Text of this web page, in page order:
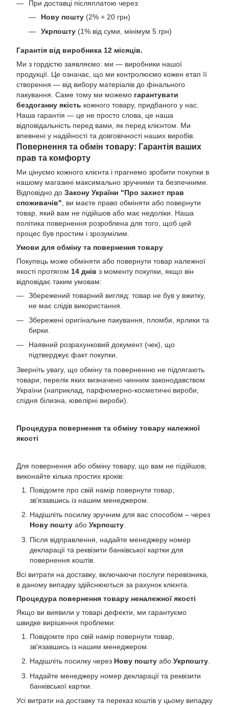
При доставці післяплатою через:
Нову пошту (2% + 20 грн)
Укрпошту (1% від суми, мінімум 5 грн)
Гарантія від виробника 12 місяців.
Ми з гордістю заявляємо: ми — виробники нашої
продукції. Це означає, що ми контролюємо кожен етап її
створення — від вибору матеріалів до фінального
пакування. Саме тому ми можемо гарантувати
бездоганну якість кожного товару, придбаного у нас.
Наша гарантія — це не просто слова, це наша
відповідальність перед вами, як перед клієнтом. Ми
впевнені у надійності та довговічності наших виробів.
Повернення та обмін товару: Гарантія ваших
прав та комфорту
Ми цінуємо кожного клієнта і прагнемо зробити покупки в
нашому магазині максимально зручними та безпечними.
Відповідно до Закону України "Про захист прав
споживачів" , ви маєте право обміняти або повернути
товар, який вам не підійшов або має недоліки. Наша
політика повернення розроблена для того, щоб цей
процес був простим і зрозумілим.
Умови для обміну та повернення товару
Покупець може обміняти або повернути товар належної
якості протягом 14 днів з моменту покупки, якщо він
відповідає таким умовам:
Збережений товарний вигляд: товар не був у вжитку,
не має слідів використання.
Збережені оригінальне пакування, пломби, ярлики та
бирки.
Наявний розрахунковий документ (чек), що
підтверджує факт покупки.
Зверніть увагу, що обміну та поверненню не підлягають
товари, перелік яких визначено чинним законодавством
України (наприклад, парфюмерно-косметичні вироби,
спідня білизна, ювелірні вироби).
Процедура повернення та обміну товару належної
якості
Для повернення або обміну товару, що вам не підійшов,
виконайте кілька простих кроків:
Повідомте про свій намір повернути товар,
зв'язавшись із нашим менеджером.
Надішліть посилку зручним для вас способом – через
Нову пошту або Укрпошту.
Після відправлення, надайте менеджеру номер
декларації та реквізити банківської картки для
повернення коштів.
Всі витрати на доставку, включаючи послуги перевізника,
в даному випадку здійснюються за рахунок клієнта.
Процедура повернення товару неналежної якості
Якщо ви виявили у товарі дефекти, ми гарантуємо
швидке вирішення проблеми:
Повідомте про свій намір повернути товар,
зв'язавшись із нашим менеджером.
Надішліть посилку через Нову пошту або Укрпошту.
Надайте менеджеру номер декларації та реквізити
банківської картки.
Усі витрати на доставку та переказ коштів у цьому випадку